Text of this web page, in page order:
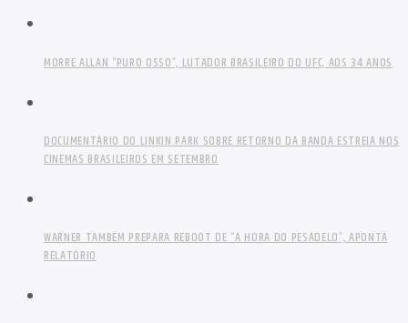
MORRE ALLAN “PURO OSSO”, LUTADOR BRASILEIRO DO UFC, AOS 34 ANOS
DOCUMENTÁRIO DO LINKIN PARK SOBRE RETORNO DA BANDA ESTREIA NOS
CINEMAS BRASILEIROS EM SETEMBRO
WARNER TAMBÉM PREPARA REBOOT DE “A HORA DO PESADELO”, APONTA
RELATÓRIO